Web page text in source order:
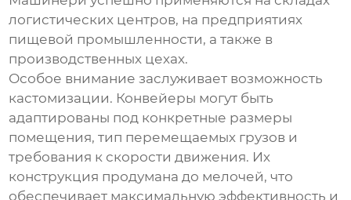
логистических центров, на предприятиях
пищевой промышленности, а также в
производственных цехах.
Особое внимание заслуживает возможность
кастомизации. Конвейеры могут быть
адаптированы под конкретные размеры
помещения, тип перемещаемых грузов и
требования к скорости движения. Их
конструкция продумана до мелочей, что
обеспечивает максимальную эффективность и